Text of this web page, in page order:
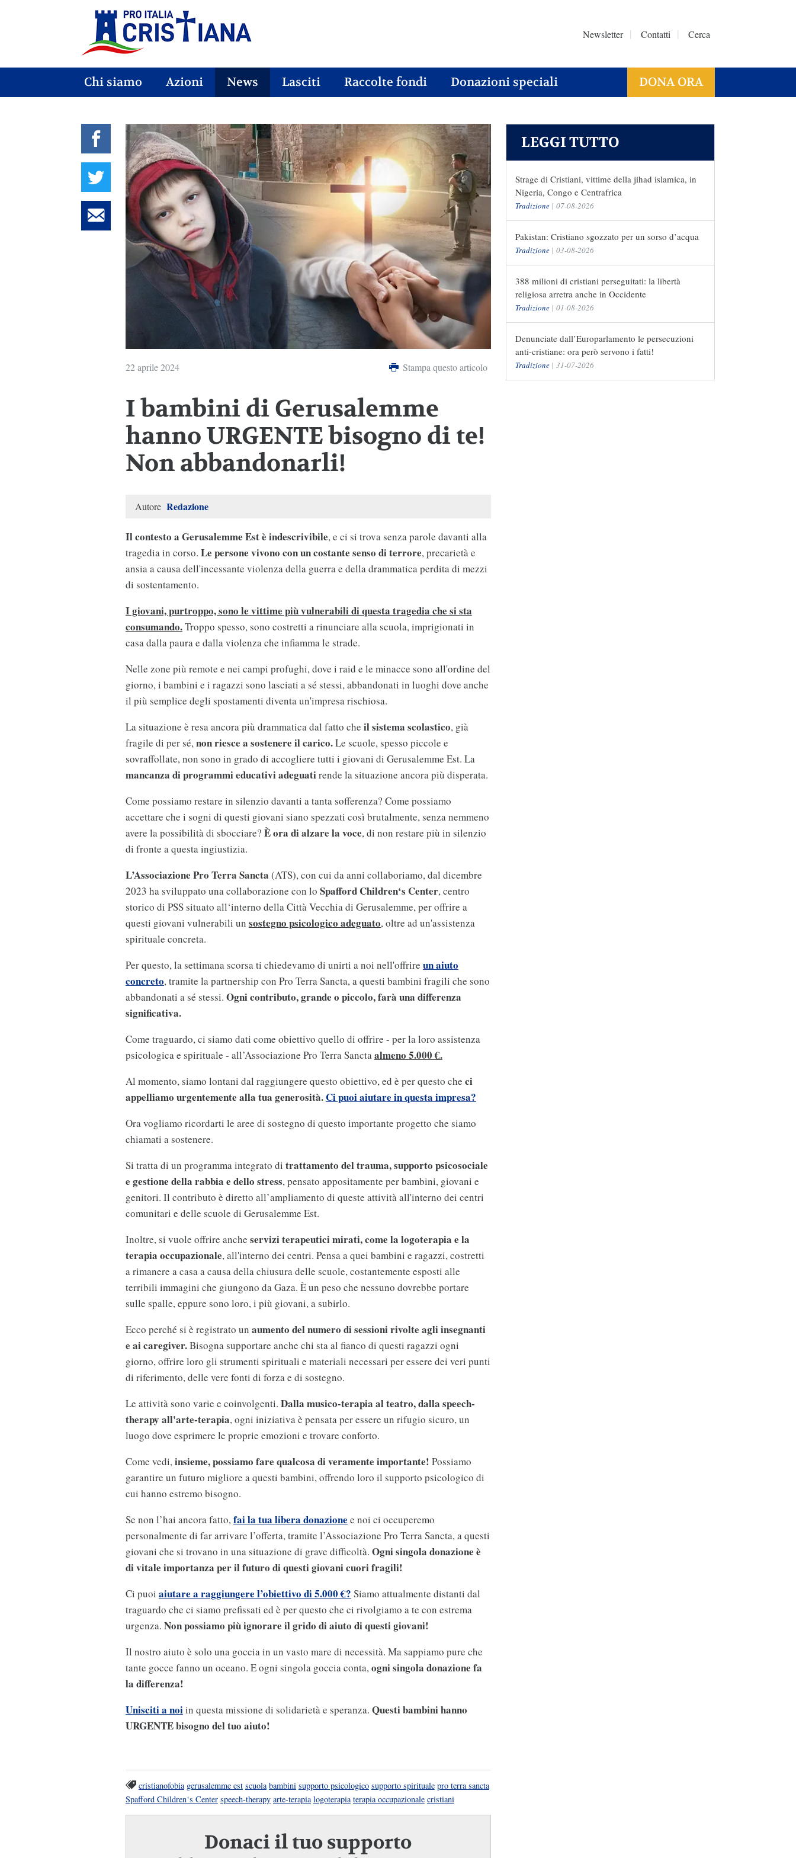
Newsletter Contatti Cerca
Chi siamo Azioni News Lasciti Raccolte fondi Donazioni speciali DONA ORA
22 aprile 2024 Stampa questo articolo
I bambini di Gerusalemme
hanno URGENTE bisogno di te!
Non abbandonarli!
Autore Redazione
Il contesto a Gerusalemme Est è indescrivibile, e ci si trova senza parole davanti alla
tragedia in corso. Le persone vivono con un costante senso di terrore, precarietà e
ansia a causa dell'incessante violenza della guerra e della drammatica perdita di mezzi
di sostentamento.
I giovani, purtroppo, sono le vittime più vulnerabili di questa tragedia che si sta
consumando.Troppo spesso, sono costretti a rinunciare alla scuola, imprigionati in
casa dalla paura e dalla violenza che infiamma le strade.
Nelle zone più remote e nei campi profughi, dove i raid e le minacce sono all'ordine del
giorno, i bambini e i ragazzi sono lasciati a sé stessi, abbandonati in luoghi dove anche
il più semplice degli spostamenti diventa un'impresa rischiosa.
La situazione è resa ancora più drammatica dal fatto che il sistema scolastico, già
fragile di per sé,non riesce a sostenere il carico.Le scuole, spesso piccole e
sovraffollate, non sono in grado di accogliere tutti i giovani di Gerusalemme Est. La
mancanza di programmi educativi adeguatirende la situazione ancora più disperata.
Come possiamo restare in silenzio davanti a tanta sofferenza? Come possiamo
accettare che i sogni di questi giovani siano spezzati così brutalmente, senza nemmeno
avere la possibilità di sbocciare? È ora di alzare la voce, di non restare più in silenzio
di fronte a questa ingiustizia.
L’Associazione Pro Terra Sancta (ATS), con cui da anni collaboriamo, dal dicembre
2023 ha sviluppato una collaborazione con lo Spafford Children‘s Center, centro
storico di PSS situato all‘interno della Città Vecchia di Gerusalemme, per offrire a
questi giovani vulnerabili un sostegno psicologico adeguato, oltre ad un'assistenza
spirituale concreta.
Per questo, la settimana scorsa ti chiedevamo di unirti a noi nell'offrire un aiuto
concreto, tramite la partnership con Pro Terra Sancta, a questi bambini fragili che sono
abbandonati a sé stessi. Ogni contributo, grande o piccolo, farà una differenza
significativa.
Come traguardo, ci siamo dati come obiettivo quello di offrire - per la loro assistenza
psicologica e spirituale - all’Associazione Pro Terra Sanctaalmeno 5.000 €.
Al momento, siamo lontani dal raggiungere questo obiettivo, ed è per questo che ci
appelliamo urgentemente alla tua generosità.Ci puoi aiutare in questa impresa?
Ora vogliamo ricordarti le aree di sostegno di questo importante progetto che siamo
chiamati a sostenere.
Si tratta di un programma integrato di trattamento del trauma, supporto psicosociale
e gestione della rabbia e dello stress, pensato appositamente per bambini, giovani e
genitori. Il contributo è diretto all’ampliamento di queste attività all'interno dei centri
comunitari e delle scuole di Gerusalemme Est.
Inoltre, si vuole offrire anche servizi terapeutici mirati, come la logoterapia e la
terapia occupazionale, all'interno dei centri. Pensa a quei bambini e ragazzi, costretti
a rimanere a casa a causa della chiusura delle scuole, costantemente esposti alle
terribili immagini che giungono da Gaza. È un peso che nessuno dovrebbe portare
sulle spalle, eppure sono loro, i più giovani, a subirlo.
Ecco perché si è registrato un aumento del numero di sessioni rivolte agli insegnanti
e ai caregiver.Bisogna supportare anche chi sta al fianco di questi ragazzi ogni
giorno, offrire loro gli strumenti spirituali e materiali necessari per essere dei veri punti
di riferimento, delle vere fonti di forza e di sostegno.
Le attività sono varie e coinvolgenti. Dalla musico-terapia al teatro, dalla speech-
therapy all'arte-terapia, ogni iniziativa è pensata per essere un rifugio sicuro, un
luogo dove esprimere le proprie emozioni e trovare conforto.
Come vedi,insieme, possiamo fare qualcosa di veramente importante! Possiamo
garantire un futuro migliore a questi bambini, offrendo loro il supporto psicologico di
cui hanno estremo bisogno.
Se non l’hai ancora fatto,fai la tua libera donazione e noi ci occuperemo
personalmente di far arrivare l’offerta, tramite l’Associazione Pro Terra Sancta, a questi
giovani che si trovano in una situazione di grave difficoltà. Ogni singola donazione è
di vitale importanza per il futuro di questi giovani cuori fragili!
Ci puoi aiutare a raggiungere l’obiettivo di 5.000 €? Siamo attualmente distanti dal
traguardo che ci siamo prefissati ed è per questo che ci rivolgiamo a te con estrema
urgenza. Non possiamo più ignorare il grido di aiuto di questi giovani!
Il nostro aiuto è solo una goccia in un vasto mare di necessità. Ma sappiamo pure che
tante gocce fanno un oceano. E ogni singola goccia conta,ogni singola donazione fa
la differenza!
Unisciti a noiin questa missione di solidarietà e speranza. Questi bambini hanno
URGENTE bisogno del tuo aiuto!
cristianofobia gerusalemme est scuola bambini supporto psicologico supporto spirituale pro terra sancta
Spafford Children‘s Center speech-therapy arte-terapia logoterapia terapia occupazionale cristiani
Donaci il tuo supporto
LEGGI TUTTO
Strage di Cristiani, vittime della jihad islamica, in
Nigeria, Congo e Centrafrica
Tradizione | 07-08-2026
Pakistan: Cristiano sgozzato per un sorso d’acqua
Tradizione | 03-08-2026
388 milioni di cristiani perseguitati: la libertà
religiosa arretra anche in Occidente
Tradizione | 01-08-2026
Denunciate dall’Europarlamento le persecuzioni
anti-cristiane: ora però servono i fatti!
Tradizione | 31-07-2026